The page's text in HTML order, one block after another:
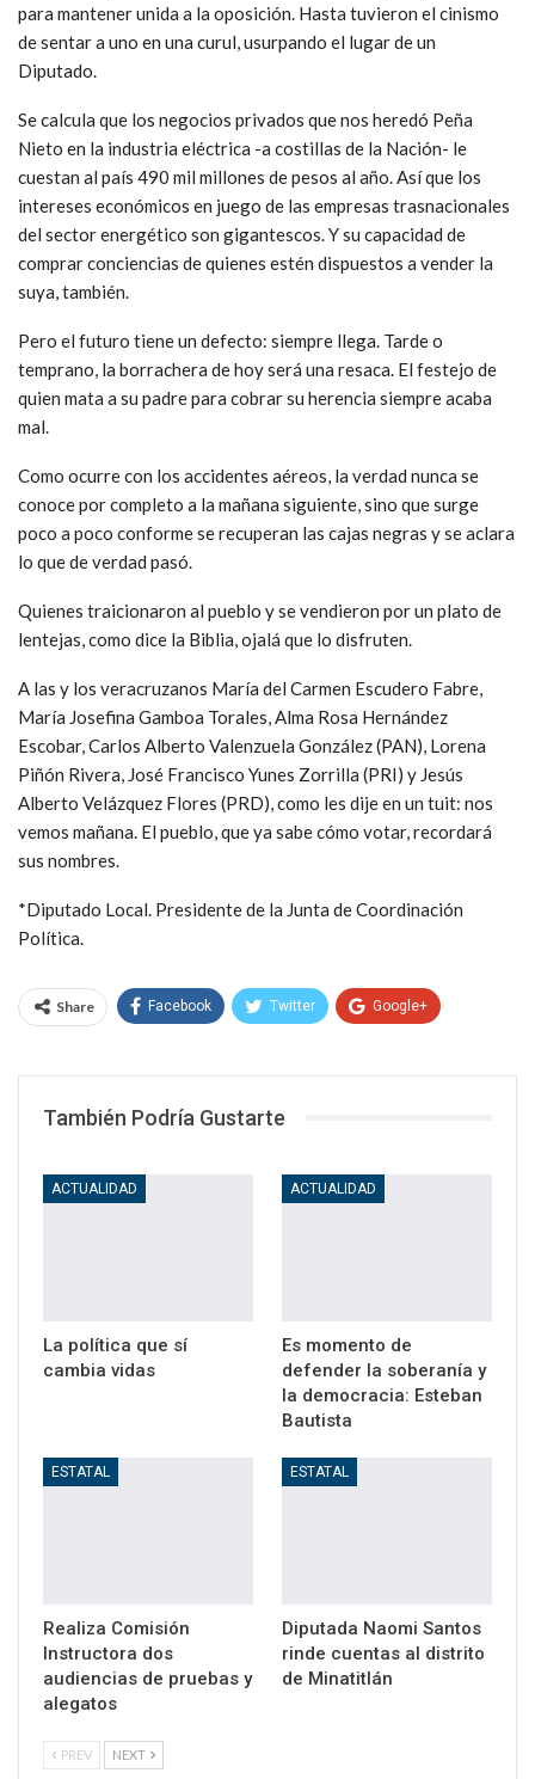
para mantener unida a la oposición. Hasta tuvieron el cinismo
de sentar a uno en una curul, usurpando el lugar de un
Diputado.
Se calcula que los negocios privados que nos heredó Peña
Nieto en la industria eléctrica -a costillas de la Nación- le
cuestan al país 490 mil millones de pesos al año. Así que los
intereses económicos en juego de las empresas trasnacionales
del sector energético son gigantescos. Y su capacidad de
comprar conciencias de quienes estén dispuestos a vender la
suya, también.
Pero el futuro tiene un defecto: siempre llega. Tarde o
temprano, la borrachera de hoy será una resaca. El festejo de
quien mata a su padre para cobrar su herencia siempre acaba
mal.
Como ocurre con los accidentes aéreos, la verdad nunca se
conoce por completo a la mañana siguiente, sino que surge
poco a poco conforme se recuperan las cajas negras y se aclara
lo que de verdad pasó.
Quienes traicionaron al pueblo y se vendieron por un plato de
lentejas, como dice la Biblia, ojalá que lo disfruten.
A las y los veracruzanos María del Carmen Escudero Fabre,
María Josefina Gamboa Torales, Alma Rosa Hernández
Escobar, Carlos Alberto Valenzuela González (PAN), Lorena
Piñón Rivera, José Francisco Yunes Zorrilla (PRI) y Jesús
Alberto Velázquez Flores (PRD), como les dije en un tuit: nos
vemos mañana. El pueblo, que ya sabe cómo votar, recordará
sus nombres.
*Diputado Local. Presidente de la Junta de Coordinación
Política.
Share Facebook Twitter Google+
También Podría Gustarte
ACTUALIDAD
La política que sí
cambia vidas
ACTUALIDAD
Es momento de
defender la soberanía y
la democracia: Esteban
Bautista
ESTATAL
Realiza Comisión
Instructora dos
audiencias de pruebas y
alegatos
ESTATAL
Diputada Naomi Santos
rinde cuentas al distrito
de Minatitlán
PREV NEXT